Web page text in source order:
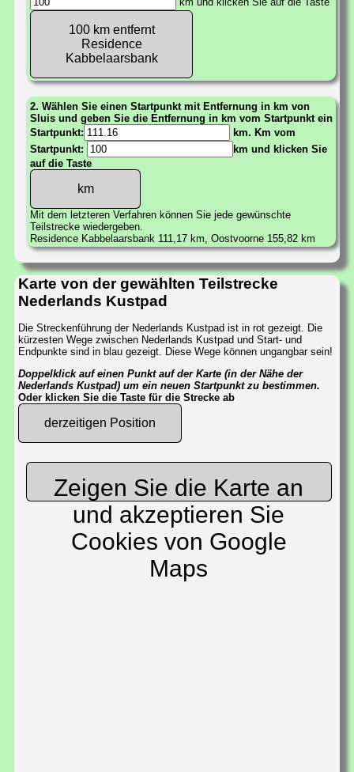
100 km entfernt
Residence
Kabbelaarsbank
2. Wählen Sie einen Startpunkt mit Entfernung in km von
Sluis und geben Sie die Entfernung in km vom Startpunkt ein
Startpunkt:
km. Km vom
Startpunkt:
km und klicken Sie
auf die Taste
Mit dem letzteren Verfahren können Sie jede gewünschte
Teilstrecke wiedergeben.
Residence Kabbelaarsbank 111,17 km, Oostvoorne 155,82 km
Karte von der gewählten Teilstrecke
Nederlands Kustpad
Die Streckenführung der Nederlands Kustpad ist in rot gezeigt. Die
kürzesten Wege zwischen Nederlands Kustpad und Start- und
Endpunkte sind in blau gezeigt. Diese Wege können ungangbar sein!
Doppelklick auf einen Punkt auf der Karte (in der Nähe der
Nederlands Kustpad) um ein neuen Startpunkt zu bestimmen.
Oder klicken Sie die Taste für die Strecke ab
derzeitigen Position
Zeigen Sie die Karte an
und akzeptieren Sie
Cookies von Google
Maps